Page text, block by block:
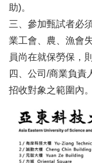
助)。
三、參加甄試者必
業工會、農、漁會
員尚在就保勞保，
四、公司/商業負責
招收對象之範圍內。